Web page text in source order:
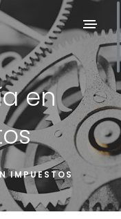
en
IMPUESTOS